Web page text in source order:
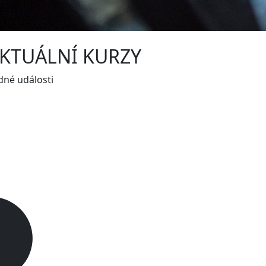
KURZY
události